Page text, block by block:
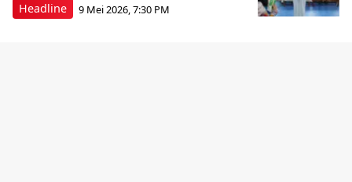
Headline 9 Mei 2026, 7:30 PM